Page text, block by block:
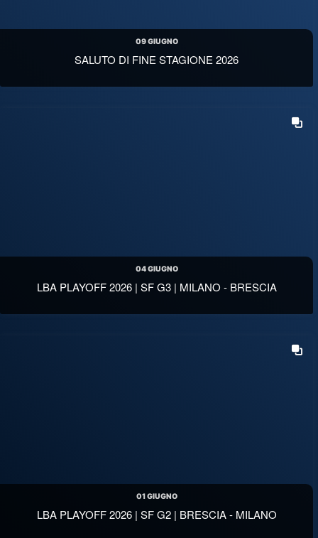
09 GIUGNO
SALUTO DI FINE STAGIONE 2026
04 GIUGNO
LBA PLAYOFF 2026 | SF G3 | MILANO - BRESCIA
01 GIUGNO
LBA PLAYOFF 2026 | SF G2 | BRESCIA - MILANO